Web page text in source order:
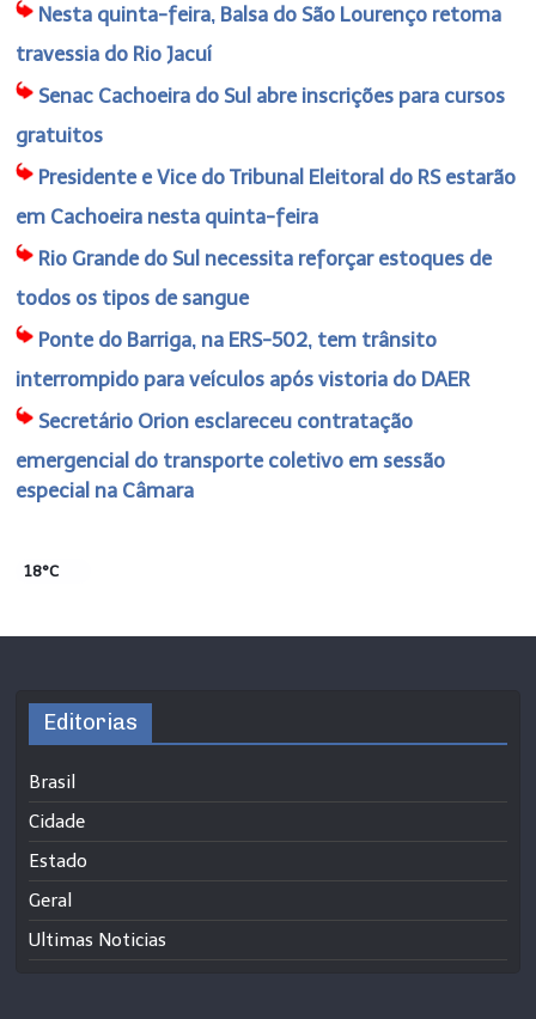
Nesta quinta-feira, Balsa do São Lourenço retoma
travessia do Rio Jacuí
Senac Cachoeira do Sul abre inscrições para cursos
gratuitos
Presidente e Vice do Tribunal Eleitoral do RS estarão
em Cachoeira nesta quinta-feira
Rio Grande do Sul necessita reforçar estoques de
todos os tipos de sangue
Ponte do Barriga, na ERS-502, tem trânsito
interrompido para veículos após vistoria do DAER
Secretário Orion esclareceu contratação
emergencial do transporte coletivo em sessão
especial na Câmara
18°C
Editorias
Brasil
Cidade
Estado
Geral
Ultimas Noticias